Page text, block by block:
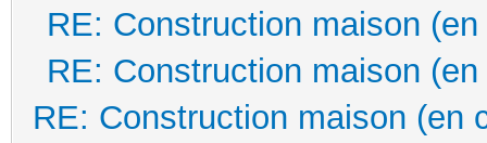
RE: Construction maison
RE: Construction maison
RE: Construction maison (en